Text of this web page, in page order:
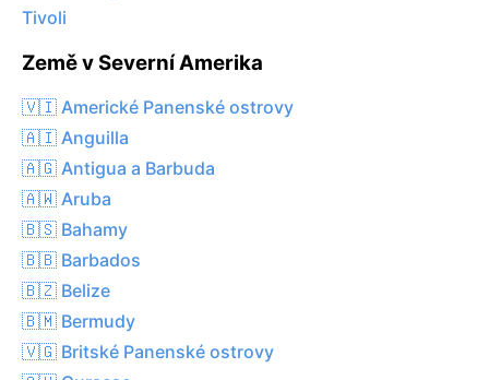
Tivoli
Země v Severní Amerika
🇻🇮 Americké Panenské ostrovy
🇦🇮 Anguilla
🇦🇬 Antigua a Barbuda
🇦🇼 Aruba
🇧🇸 Bahamy
🇧🇧 Barbados
🇧🇿 Belize
🇧🇲 Bermudy
🇻🇬 Britské Panenské ostrovy